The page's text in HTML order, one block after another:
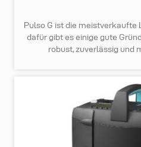
Pulso G ist die meistverkaufte
dafür gibt es einige gute
robust, zuverlässig und